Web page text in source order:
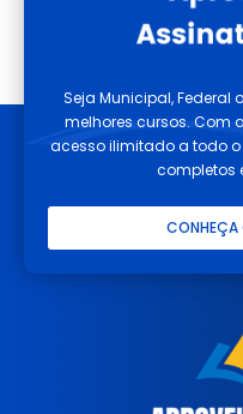
Seja Municipal, Federal
melhores cursos. Com
acesso ilimitado a todo
completos
CONHEÇA